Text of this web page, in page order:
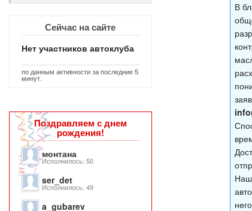
В
Сейчас на сайте
Нет участников автоклуба
по данным активности за последние 5
минут.
Поздравляем с днем
рождения!
монтана
Исполнилось: 50
ser_det
Исполнилось: 49
a_gubarev